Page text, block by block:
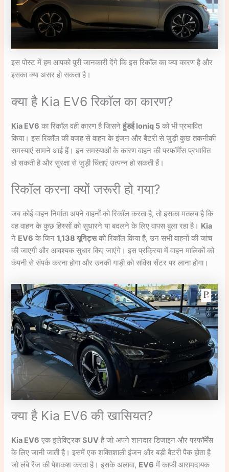
इस पोस्ट में हम आपको पूरी जानकारी देंगे कि इस रिकॉल का क्या कारण है और
इसका क्या असर हो सकता है।
क्या है Kia EV6 रिकॉल का कारण?
Kia EV6 का रिकॉल वही कारण है जिसनेहुंडई Ioniq 5 को भी प्रभावित
किया। इस रिकॉल की वजह से वाहन के इंजन और बैटरी से जुड़ी कुछ तकनीकी
समस्याएं सामने आई हैं। इन समस्याओं के कारण वाहन की परफॉर्मेंस प्रभावित
हो सकती है और सुरक्षा से जुड़ी चिंताएं उत्पन्न हो सकती हैं।
रिकॉल करना क्यों जरूरी हो गया?
जब कोई वाहन निर्माता अपने वाहनों को रिकॉल करता है, तो इसका मतलब है कि
वह वाहन के कुछ हिस्सों को सुधारने या बदलने के लिए वापस बुला रहा है। Kia
ने EV6 के जिन1,138 यूनिट्सको रिकॉल किया है, उन सभी वाहनों की जांच
की जाएगी और आवश्यक सुधार किए जाएंगे। इस प्रक्रिया में वाहन मालिकों को
कंपनी से संपर्क करना होगा और उनकी गाड़ी को सर्विस सेंटर पर लाना होगा।
क्या है Kia EV6 की खासियत?
Kia EV6 एक इलेक्ट्रिकSUV है जो अपने शानदार डिजाइन और परफॉर्मेंस
के लिए जानी जाती है। इसमें एक शक्तिशाली इंजन और बड़ी बैटरी पैक होता है
जो लंबे रेंज की पेशकश करता है। इसके अलावा, EV6 में काफी आरामदायक